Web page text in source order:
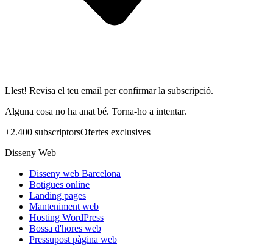
Llest! Revisa el teu email per confirmar la subscripció.
Alguna cosa no ha anat bé. Torna-ho a intentar.
+2.400 subscriptorsOfertes exclusives
Disseny Web
Disseny web Barcelona
Botigues online
Landing pages
Manteniment web
Hosting WordPress
Bossa d'hores web
Pressupost pàgina web